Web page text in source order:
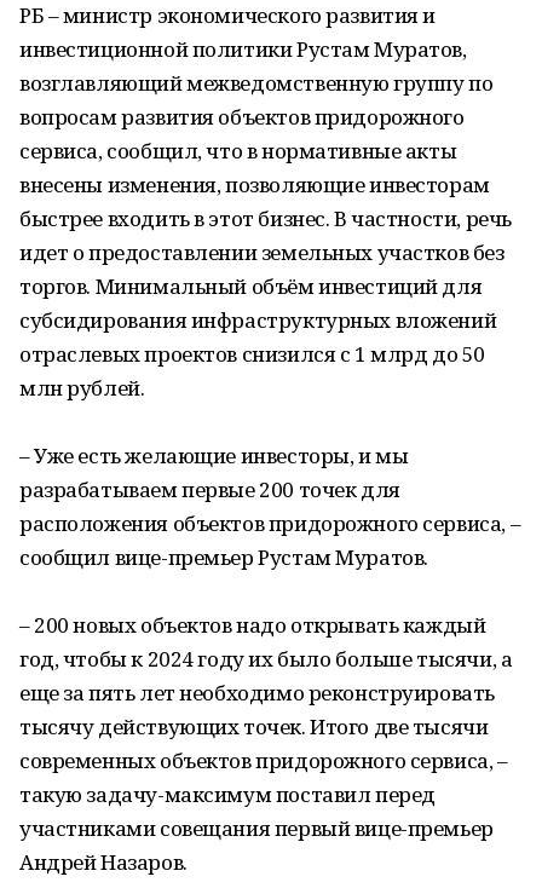
РБ – министр экономического развития и
инвестиционной политики Рустам Муратов,
возглавляющий межведомственную группу по
вопросам развития объектов придорожного
сервиса, сообщил, что в нормативные акты
внесены изменения, позволяющие инвесторам
быстрее входить в этот бизнес. В частности, речь
идет о предоставлении земельных участков без
торгов. Минимальный объём инвестиций для
субсидирования инфраструктурных вложений
отраслевых проектов снизился с 1 млрд до 50
млн рублей.
– Уже есть желающие инвесторы, и мы
разрабатываем первые 200 точек для
расположения объектов придорожного сервиса, –
сообщил вице-премьер Рустам Муратов.
– 200 новых объектов надо открывать каждый
год, чтобы к 2024 году их было больше тысячи, а
еще за пять лет необходимо реконструировать
тысячу действующих точек. Итого две тысячи
современных объектов придорожного сервиса, –
такую задачу-максимум поставил перед
участниками совещания первый вице-премьер
Андрей Назаров.